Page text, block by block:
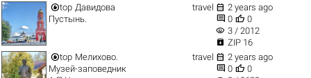
top Давидова
Пустынь.
travel  2 years ago
 0  0
visibility 3 / 2012
 ZIP 16
top Мелихово.
Музей-заповедник
travel  2 years ago
 0  0